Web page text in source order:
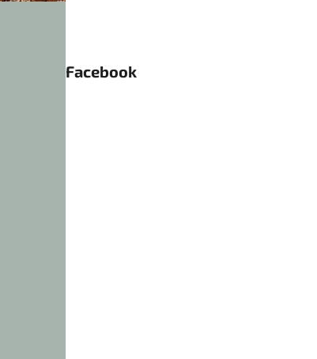
Facebook